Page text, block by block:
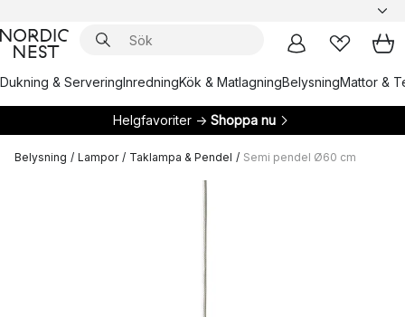
Dukning & ServeringInredningKök & MatlagningBelysningMattor &
Helgfavoriter → Shoppa nu
Belysning / Lampor / Taklampa & Pendel / Semi pendel Ø60 cm